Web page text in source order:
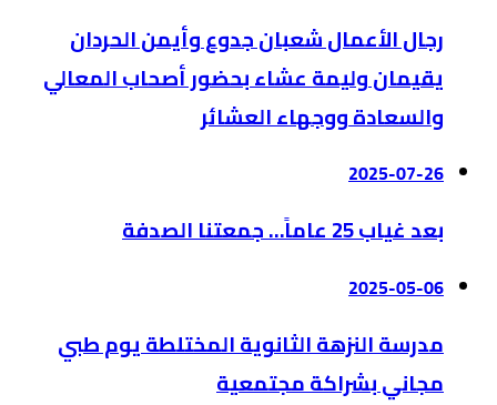
رجال الأعمال شعبان جدوع وأيمن الحردان
يقيمان وليمة عشاء بحضور أصحاب المعالي
والسعادة ووجهاء العشائر
2025-07-26
بعد غياب 25 عاماً… جمعتنا الصدفة
2025-05-06
مدرسة النزهة الثانوية المختلطة يوم طبي
مجاني بشراكة مجتمعية